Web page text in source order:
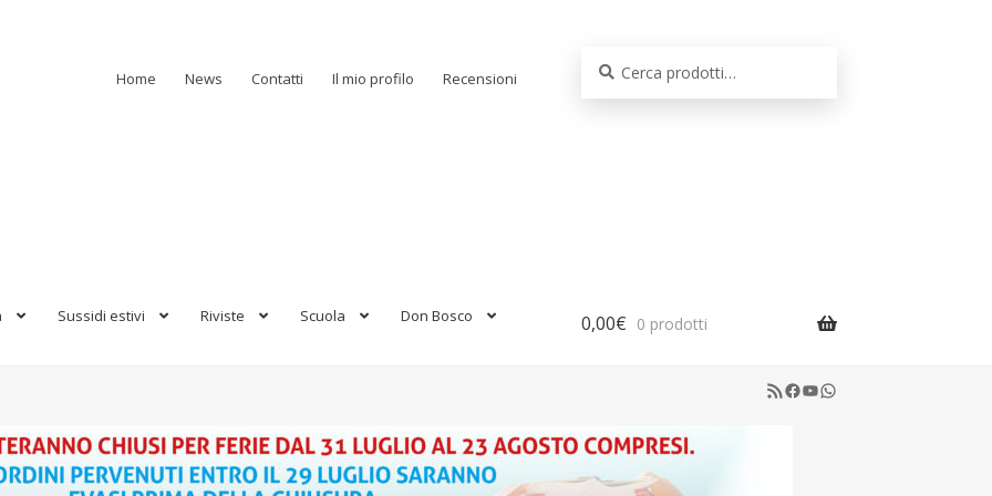
Home News Contatti Il mio profilo Recensioni
Sussidi estivi Riviste Scuola Don Bosco 0,00€ 0 prodotti
RSS Feed
Facebook
YouTube
WhatsApp